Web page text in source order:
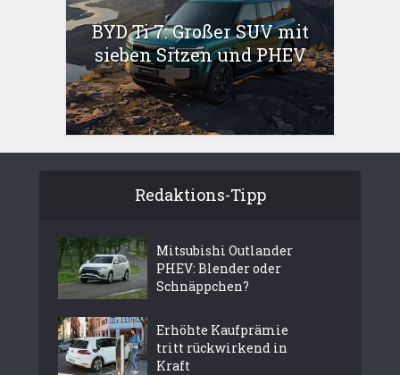
BYD Ti 7: Großer SUV mit
sieben Sitzen und PHEV
Redaktions-Tipp
Mitsubishi Outlander
PHEV: Blender oder
Schnäppchen?
Erhöhte Kaufprämie
tritt rückwirkend in
Kraft